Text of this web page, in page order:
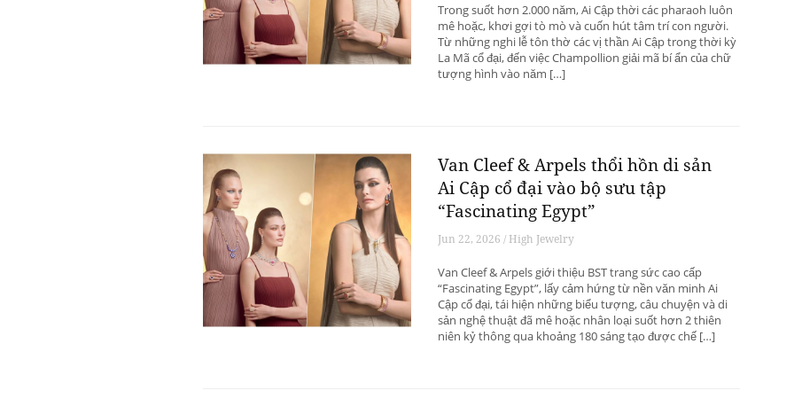
Trong suốt hơn 2.000 năm, Ai Cập thời các pharaoh luôn
mê hoặc, khơi gợi tò mò và cuốn hút tâm trí con người.
Từ những nghi lễ tôn thờ các vị thần Ai Cập trong thời kỳ
La Mã cổ đại, đến việc Champollion giải mã bí ẩn của chữ
tượng hình vào năm […]
Van Cleef & Arpels thổi hồn di sản
Ai Cập cổ đại vào bộ sưu tập
“Fascinating Egypt”
Jun 22, 2026 / High Jewelry
Van Cleef & Arpels giới thiệu BST trang sức cao cấp
“Fascinating Egypt”, lấy cảm hứng từ nền văn minh Ai
Cập cổ đại, tái hiện những biểu tượng, câu chuyện và di
sản nghệ thuật đã mê hoặc nhân loại suốt hơn 2 thiên
niên kỷ thông qua khoảng 180 sáng tạo được chế […]